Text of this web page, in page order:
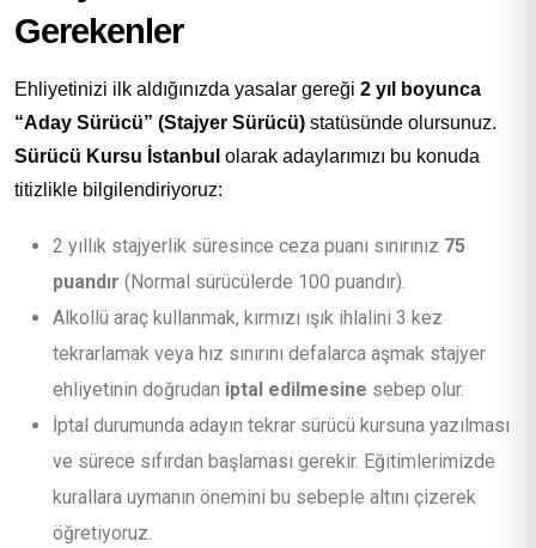
Gerekenler
Ehliyetinizi ilk aldığınızda yasalar gereği 2 yıl boyunca
“Aday Sürücü” (Stajyer Sürücü) statüsünde olursunuz.
Sürücü Kursu İstanbul olarak adaylarımızı bu konuda
titizlikle bilgilendiriyoruz:
2 yıllık stajyerlik süresince ceza puanı sınırınız 75
puandır (Normal sürücülerde 100 puandır).
Alkollü araç kullanmak, kırmızı ışık ihlalini 3 kez
tekrarlamak veya hız sınırını defalarca aşmak stajyer
ehliyetinin doğrudan iptal edilmesine sebep olur.
İptal durumunda adayın tekrar sürücü kursuna yazılması
ve sürece sıfırdan başlaması gerekir. Eğitimlerimizde
kurallara uymanın önemini bu sebeple altını çizerek
öğretiyoruz.